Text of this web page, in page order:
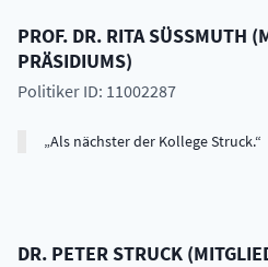
PROF. DR. RITASÜSSMUTH (
PRÄSIDIUMS)
Politiker ID: 11002287
Als nächster der Kollege Struck.
DR. PETERSTRUCK (